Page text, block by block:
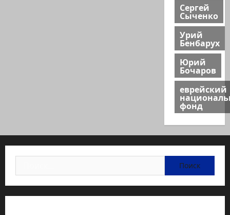
Сергей
Сыченко
Урий
Бенбарух
Юрий
Бочаров
еврейский
фонд